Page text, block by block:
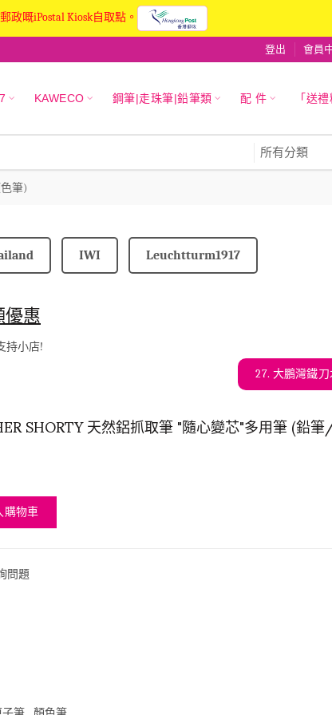
政嘅iPostal Kiosk自取點。
登出 會員
KAWECO 鋼筆|走珠筆|鉛筆類 配 件 「送禮
筆)
IWI Leuchtturm1917
優惠
持小店!
27. 大鵬灣鐵
SHORTY 天然鋁抓取筆 "隨心變芯"多用筆 (鉛
購物車
問題